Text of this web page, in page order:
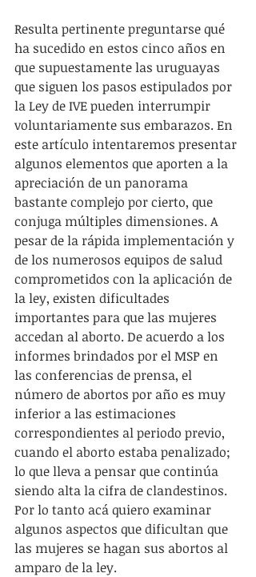
Resulta pertinente preguntarse qué
ha sucedido en estos cinco años en
que supuestamente las uruguayas
que siguen los pasos estipulados por
la Ley de IVE pueden interrumpir
voluntariamente sus embarazos. En
este artículo intentaremos presentar
algunos elementos que aporten a la
apreciación de un panorama
bastante complejo por cierto, que
conjuga múltiples dimensiones. A
pesar de la rápida implementación y
de los numerosos equipos de salud
comprometidos con la aplicación de
la ley, existen dificultades
importantes para que las mujeres
accedan al aborto. De acuerdo a los
informes brindados por el MSP en
las conferencias de prensa, el
número de abortos por año es muy
inferior a las estimaciones
correspondientes al periodo previo,
cuando el aborto estaba penalizado;
lo que lleva a pensar que continúa
siendo alta la cifra de clandestinos.
Por lo tanto acá quiero examinar
algunos aspectos que dificultan que
las mujeres se hagan sus abortos al
amparo de la ley.